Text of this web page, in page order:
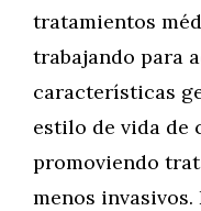
tratamientos
trabajando para
características
estilo de vida de
promoviendo
menos